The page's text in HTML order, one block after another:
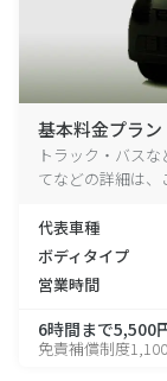
基本料金プラン
トラック・バス
てなどの詳細は、
代表車種
ボディタイプ
営業時間
6時間まで5,500
免責補償制度